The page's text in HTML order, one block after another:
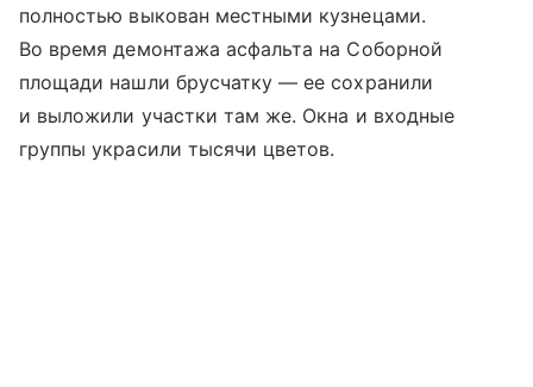
полностью выкован местными кузнецами.
Во время демонтажа асфальта на Соборной
площади нашли брусчатку — ее сохранили
и выложили участки там же. Окна и входные
группы украсили тысячи цветов.